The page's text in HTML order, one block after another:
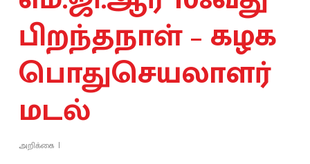
பிறந்தநாள் – கழக
பொதுசெயலாளர்
மடல்
அறிக்கை